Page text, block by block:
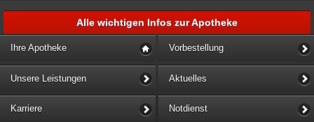
Alle wichtigen Infos zur Apotheke
Ihre Apotheke Vorbestellung
Unsere Leistungen Aktuelles
Karriere Notdienst